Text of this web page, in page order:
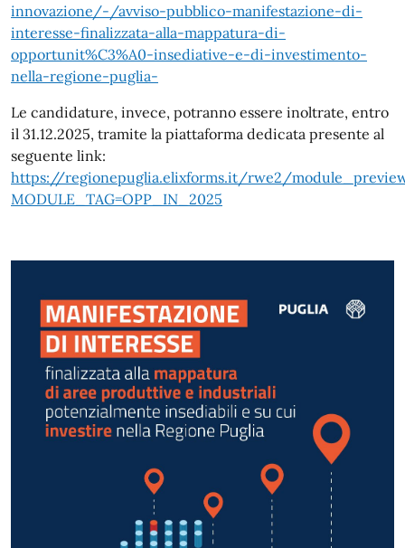
innovazione/-/avviso-pubblico-manifestazione-di-
interesse-finalizzata-alla-mappatura-di-
opportunit%C3%A0-insediative-e-di-investimento-
nella-regione-puglia-
Le candidature, invece, potranno essere inoltrate, entro
il 31.12.2025, tramite la piattaforma dedicata presente al
seguente link:
https://regionepuglia.elixforms.it/rwe2/
MODULE_TAG=OPP_IN_2025